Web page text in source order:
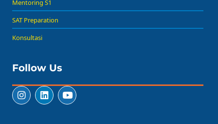
Mentoring S1
SAT Preparation
Konsultasi
Follow Us